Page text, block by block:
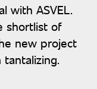
with ASVEL.
shortlist of
new project